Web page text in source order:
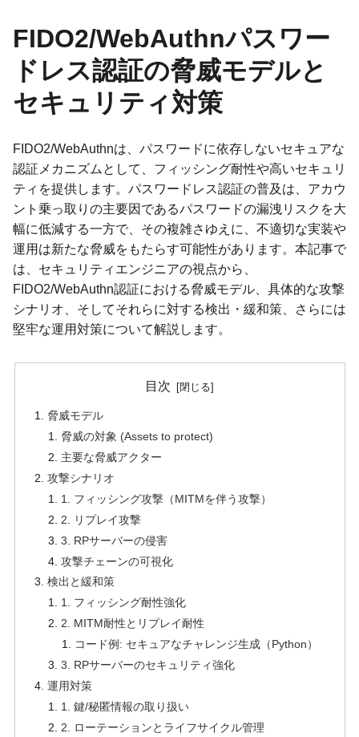
FIDO2/WebAuthnパスワー
ドレス認証の脅威モデルと
セキュリティ対策
FIDO2/WebAuthnは、パスワードに依存しないセキュアな
認証メカニズムとして、フィッシング耐性や高いセキュリ
ティを提供します。パスワードレス認証の普及は、アカウ
ント乗っ取りの主要因であるパスワードの漏洩リスクを大
幅に低減する一方で、その複雑さゆえに、不適切な実装や
運用は新たな脅威をもたらす可能性があります。本記事で
は、セキュリティエンジニアの視点から、
FIDO2/WebAuthn認証における脅威モデル、具体的な攻撃
シナリオ、そしてそれらに対する検出・緩和策、さらには
堅牢な運用対策について解説します。
目次
脅威モデル
脅威の対象 (Assets to protect)
主要な脅威アクター
攻撃シナリオ
1. フィッシング攻撃（MITMを伴う攻撃）
2. リプレイ攻撃
3. RPサーバーの侵害
攻撃チェーンの可視化
検出と緩和策
1. フィッシング耐性強化
2. MITM耐性とリプレイ耐性
コード例: セキュアなチャレンジ生成（Python）
3. RPサーバーのセキュリティ強化
運用対策
1. 鍵/秘匿情報の取り扱い
2. ローテーションとライフサイクル管理